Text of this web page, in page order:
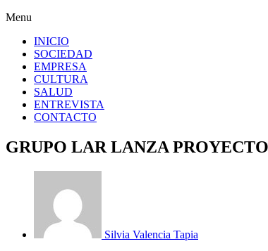
Menu
INICIO
SOCIEDAD
EMPRESA
CULTURA
SALUD
ENTREVISTA
CONTACTO
GRUPO LAR LANZA
Silvia Valencia Tapia